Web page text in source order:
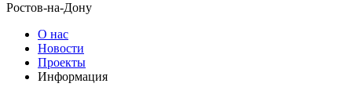
Ростов-на-Дону
О нас
Новости
Проекты
Информация